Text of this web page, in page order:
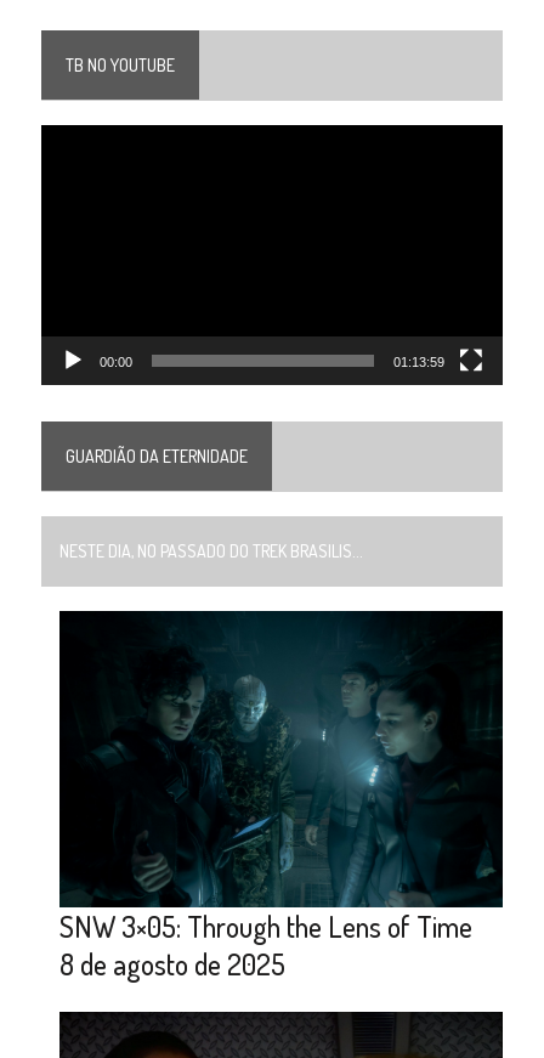
TB NO YOUTUBE
00:00 01:13:59
GUARDIÃO DA ETERNIDADE
NESTE DIA, NO PASSADO DO TREK BRASILIS...
SNW 3×05: Through the Lens of Time
8 de agosto de 2025